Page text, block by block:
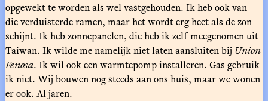
opgewekt te worden als wel vastgehouden. Ik heb ook van
die verduisterde ramen, maar het wordt erg heet als de zon
schijnt. Ik heb zonnepanelen, die heb ik zelf meegenomen uit
Taiwan. Ik wilde me namelijk niet laten aansluiten bij Union
Fenosa. Ik wil ook een warmtepomp installeren. Gas gebruik
ik niet. Wij bouwen nog steeds aan ons huis, maar we wonen
er ook. Al jaren.